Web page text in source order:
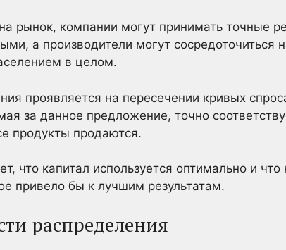
рынок, компании могут принимать точные
а производители могут сосредоточиться
в целом.
проявляется на пересечении кривых
за данное предложение, точно
продукты продаются.
что капитал используется оптимально и что
привело бы к лучшим результатам.
распределения